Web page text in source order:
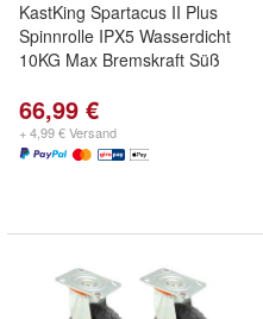
KastKing Spartacus II Plus
Spinnrolle IPX5 Wasserdicht
10KG Max Bremskraft Süß
66,99 €
+ 4,99 € Versand